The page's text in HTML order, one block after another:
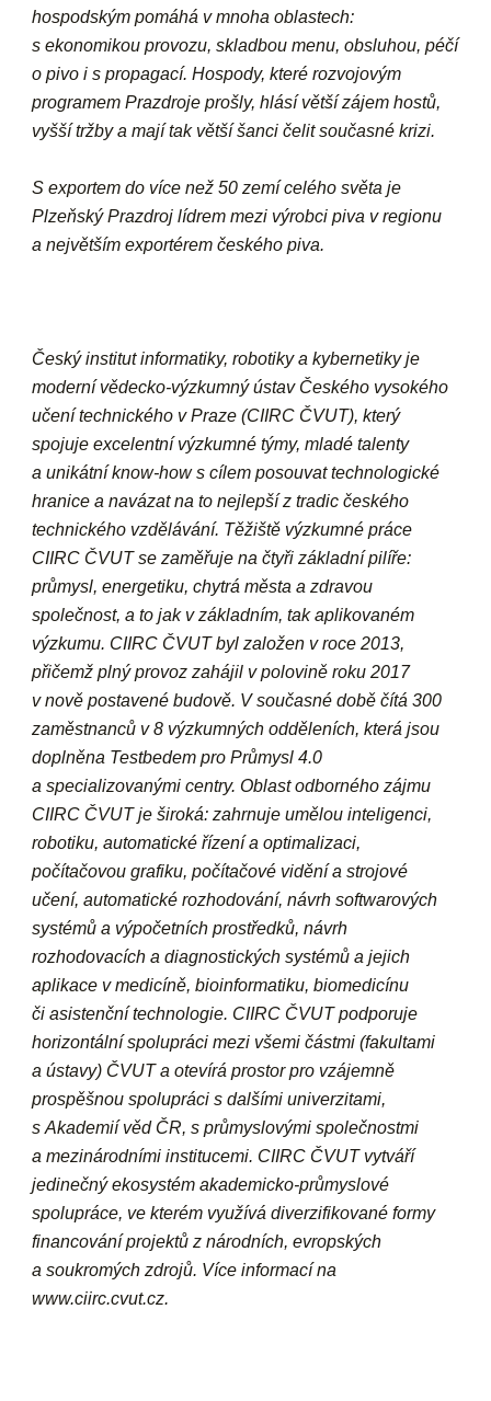
hospodským pomáhá v mnoha oblastech:
s ekonomikou provozu, skladbou menu, obsluhou, péčí
o pivo i s propagací. Hospody, které rozvojovým
programem Prazdroje prošly, hlásí větší zájem hostů,
vyšší tržby a mají tak větší šanci čelit současné krizi.
S exportem do více než 50 zemí celého světa je
Plzeňský Prazdroj lídrem mezi výrobci piva v regionu
a největším exportérem českého piva.
Český institut informatiky, robotiky a kybernetiky je
moderní vědecko-výzkumný ústav Českého vysokého
učení technického v Praze (CIIRC ČVUT), který
spojuje excelentní výzkumné týmy, mladé talenty
a unikátní know-how s cílem posouvat technologické
hranice a navázat na to nejlepší z tradic českého
technického vzdělávání. Těžiště výzkumné práce
CIIRC ČVUT se zaměřuje na čtyři základní pilíře:
průmysl, energetiku, chytrá města a zdravou
společnost, a to jak v základním, tak aplikovaném
výzkumu. CIIRC ČVUT byl založen v roce 2013,
přičemž plný provoz zahájil v polovině roku 2017
v nově postavené budově. V současné době čítá 300
zaměstnanců v 8 výzkumných odděleních, která jsou
doplněna Testbedem pro Průmysl 4.0
a specializovanými centry. Oblast odborného zájmu
CIIRC ČVUT je široká: zahrnuje umělou inteligenci,
robotiku, automatické řízení a optimalizaci,
počítačovou grafiku, počítačové vidění a strojové
učení, automatické rozhodování, návrh softwarových
systémů a výpočetních prostředků, návrh
rozhodovacích a diagnostických systémů a jejich
aplikace v medicíně, bioinformatiku, biomedicínu
či asistenční technologie. CIIRC ČVUT podporuje
horizontální spolupráci mezi všemi částmi (fakultami
a ústavy) ČVUT a otevírá prostor pro vzájemně
prospěšnou spolupráci s dalšími univerzitami,
s Akademií věd ČR, s průmyslovými společnostmi
a mezinárodními institucemi. CIIRC ČVUT vytváří
jedinečný ekosystém akademicko-průmyslové
spolupráce, ve kterém využívá diverzifikované formy
financování projektů z národních, evropských
a soukromých zdrojů. Více informací na
www.ciirc.cvut.cz.